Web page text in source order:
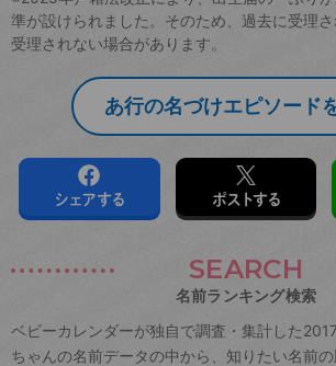
準が設けられました。そのため、過去に受理
受理されない場合があります。
あ行の名づけエピソード
シェアする ポストする
SEARCH
名前ランキング検索
ベビーカレンダーが独自で調査・集計した
ちゃんの名前データの中から、知りたい名前の